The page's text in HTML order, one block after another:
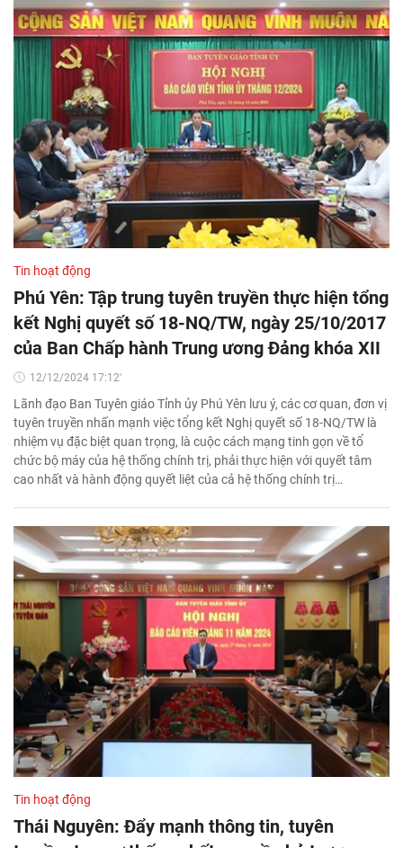
Tin hoạt động
Phú Yên: Tập trung tuyên truyền thực hiện tổng
kết Nghị quyết số 18-NQ/TW, ngày 25/10/2017
của Ban Chấp hành Trung ương Đảng khóa XII
12/12/2024 17:12'
Lãnh đạo Ban Tuyên giáo Tỉnh ủy Phú Yên lưu ý, các cơ quan, đơn vị
tuyên truyền nhấn mạnh việc tổng kết Nghị quyết số 18-NQ/TW là
nhiệm vụ đặc biệt quan trọng, là cuộc cách mạng tinh gọn về tổ
chức bộ máy của hệ thống chính trị, phải thực hiện với quyết tâm
cao nhất và hành động quyết liệt của cả hệ thống chính trị…
Tin hoạt động
Thái Nguyên: Đẩy mạnh thông tin, tuyên